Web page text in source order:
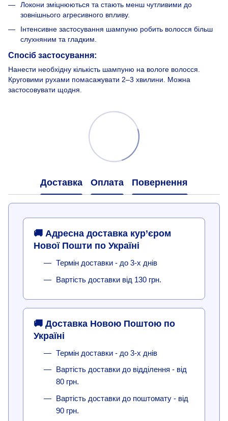
Локони зміцнюються та стають менш чутливими до
зовнішнього агресивного впливу.
Інтенсивне застосування шампуню робить волосся більш
слухняним та гладким.
Спосіб застосування:
Нанести необхідну кількість шампуню на вологе волосся.
Круговими рухами помасажувати 2–3 хвилини. Можна
застосовувати щодня.
Доставка Оплата Повернення
🚚 Адресна доставка кур’єром
Нової Пошти по Україні
Термін доставки - до 3-х днів
Вартість доставки від 130 грн.
🚚 Доставка Новою Поштою по
Україні
Термін доставки - до 3-х днів
Вартість доставки до відділення - від
80 грн.
Вартість доставки до поштомату - від
90 грн.